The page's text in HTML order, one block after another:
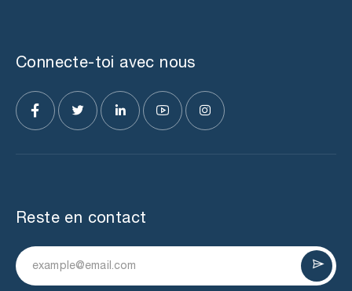
Connecte-toi avec nous
Reste en contact